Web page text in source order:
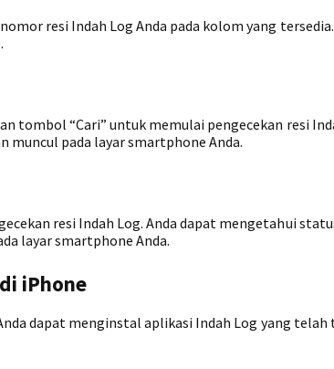
resi Indah Log Anda pada kolom yang
tombol “Cari” untuk memulai pengecekan resi
pada layar smartphone Anda.
resi Indah Log. Anda dapat mengetahui
layar smartphone Anda.
iPhone
dapat menginstal aplikasi Indah Log yang